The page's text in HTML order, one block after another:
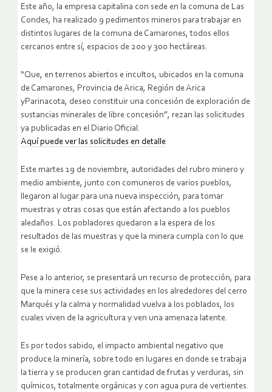
Este año, la empresa capitalina con sede en la comuna de Las
Condes, ha realizado 9 pedimentos mineros para trabajar en
distintos lugares de la comuna de Camarones, todos ellos
cercanos entre sí, espacios de 200 y 300 hectáreas.
“Que, en terrenos abiertos e incultos, ubicados en la comuna
de Camarones, Provincia de Arica, Región de Arica
yParinacota, deseo constituir una concesión de exploración de
sustancias minerales de libre concesión”, rezan las solicitudes
ya publicadas en el Diario Oficial.
Aquí puede ver las solicitudes en detalle
Este martes 19 de noviembre, autoridades del rubro minero y
medio ambiente, junto con comuneros de varios pueblos,
llegaron al lugar para una nueva inspección, para tomar
muestras y otras cosas que están afectando a los pueblos
aledaños. Los pobladores quedaron a la espera de los
resultados de las muestras y que la minera cumpla con lo que
se le exigió.
Pese a lo anterior, se presentará un recurso de protección, para
que la minera cese sus actividades en los alrededores del cerro
Marqués y la calma y normalidad vuelva a los poblados, los
cuales viven de la agricultura y ven una amenaza latente.
Es por todos sabido, el impacto ambiental negativo que
produce la minería, sobre todo en lugares en donde se trabaja
la tierra y se producen gran cantidad de frutas y verduras, sin
químicos, totalmente orgánicas y con agua pura de vertientes.